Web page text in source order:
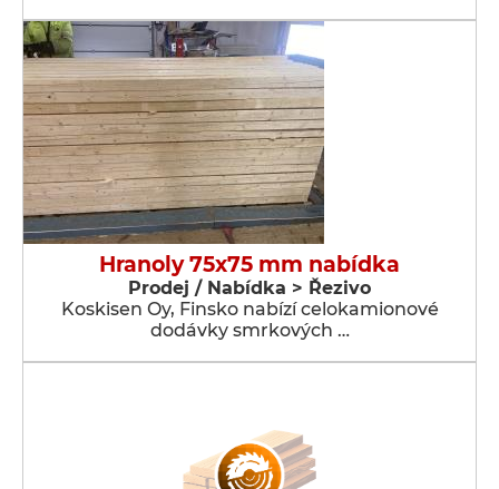
Hranoly 75x75 mm nabídka
Prodej / Nabídka > Řezivo
Koskisen Oy, Finsko nabízí celokamionové
dodávky smrkových …